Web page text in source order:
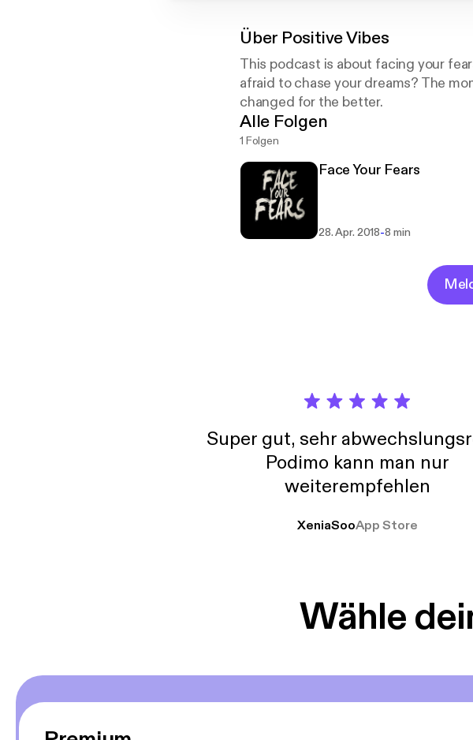
Über Positive Vibes
This podcast is about facing your
afraid to chase your dreams? The
changed for the better.
Alle Folgen
1 Folgen
Face Your Fears
28. Apr. 2018-8 min
Super gut, sehr
Podimo kann man nur
weiterempfehlen
XeniaSooApp Store
Wähle